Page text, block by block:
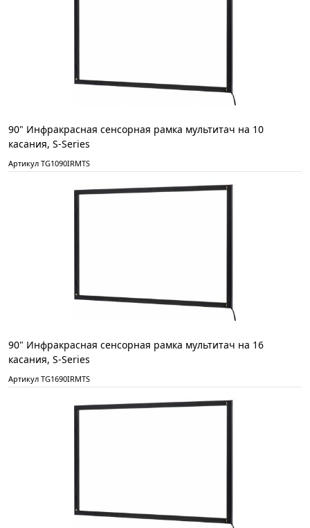
90" Инфракрасная сенсорная рамка мультитач на 10
касания, S-Series
Артикул TG1090IRMTS
90" Инфракрасная сенсорная рамка мультитач на 16
касания, S-Series
Артикул TG1690IRMTS